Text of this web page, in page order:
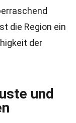
die Region ein
der
und